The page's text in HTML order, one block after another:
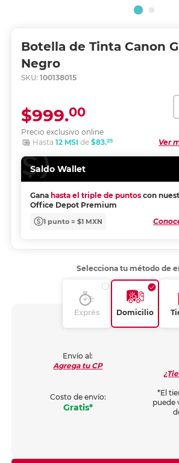
Botella de Tinta Canon
Negro
SKU: 100138015
Precio exclusivo online
$999.00
Ver
Hasta 12 MSI de $83.25
Saldo Wallet
Gana hasta el triple de puntos con
Office Depot Premium
1 punto = $1 MXN
Selecciona tu método de
Exprés Domicilio
Envío al:
Agrega tu CP
Costo de envío:
Gratis*
*El
puede